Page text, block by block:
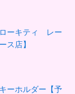
ローキティ レー
ス店】
ーホルダー【予